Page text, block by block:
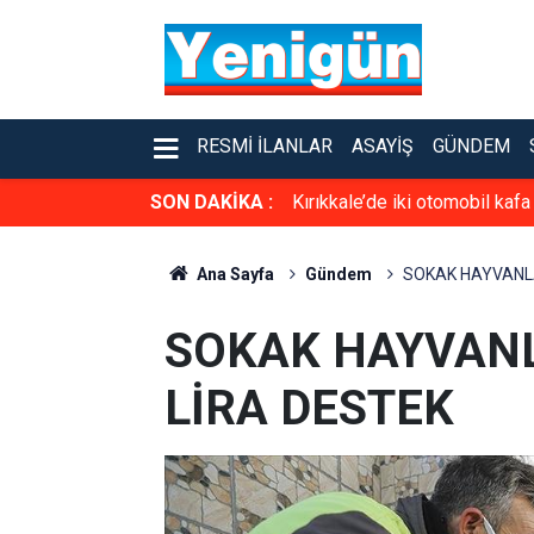
RESMI İLANLAR ASAYIŞ GÜNDEM
SON DAKİKA : Kırıkkale’de iki otomobil
Ana Sayfa Gündem SOKAK
SOKAK
LİRA DESTEK